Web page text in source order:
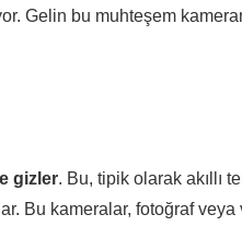
Gelin bu muhteşem
gizler. Bu, tipik olarak akıllı
Bu kameralar, fotoğraf veya